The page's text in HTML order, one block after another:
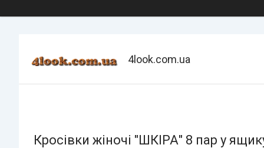
4look.com.ua
Кросівки жіночі "ШКІРА" 8 пар у